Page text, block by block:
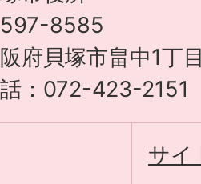
8585
府貝塚市畠中1丁
：072-423-2151
サイ